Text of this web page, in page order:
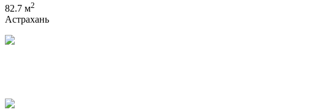
82.7 м2
Астрахань